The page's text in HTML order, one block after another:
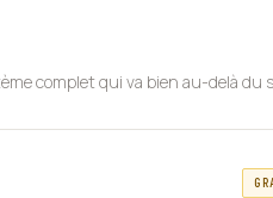
complet qui va bien au-delà